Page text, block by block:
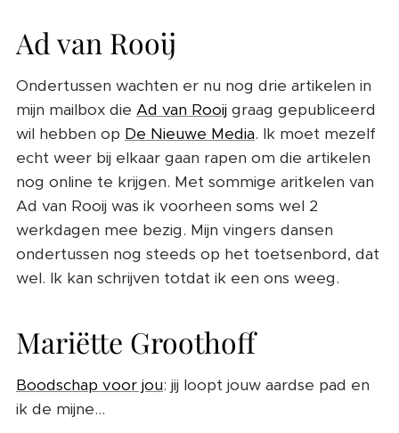
Ad van Rooij
Ondertussen wachten er nu nog drie artikelen in
mijn mailbox die Ad van Rooij graag gepubliceerd
wil hebben op De Nieuwe Media. Ik moet mezelf
echt weer bij elkaar gaan rapen om die artikelen
nog online te krijgen. Met sommige aritkelen van
Ad van Rooij was ik voorheen soms wel 2
werkdagen mee bezig. Mijn vingers dansen
ondertussen nog steeds op het toetsenbord, dat
wel. Ik kan schrijven totdat ik een ons weeg.
Mariëtte Groothoff
Boodschap voor jou: jij loopt jouw aardse pad en
ik de mijne...